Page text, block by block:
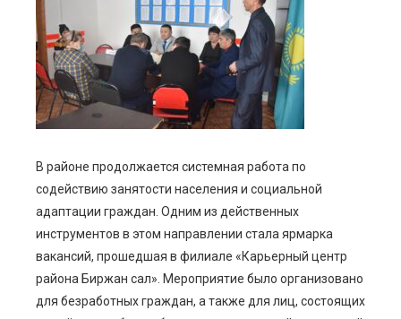
В районе продолжается системная работа по
содействию занятости населения и социальной
адаптации граждан. Одним из действенных
инструментов в этом направлении стала ярмарка
вакансий, прошедшая в филиале «Карьерный центр
района Биржан сал». Мероприятие было организовано
для безработных граждан, а также для лиц, состоящих